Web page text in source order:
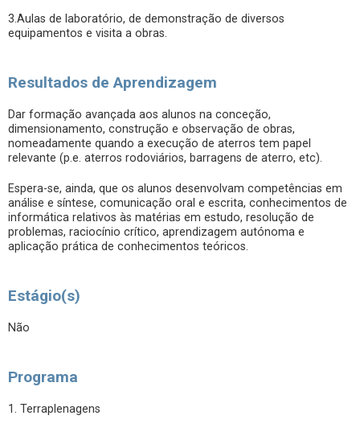
3.Aulas de laboratório, de demonstração de diversos
equipamentos e visita a obras.
Resultados de Aprendizagem
Dar formação avançada aos alunos na conceção,
dimensionamento, construção e observação de obras,
nomeadamente quando a execução de aterros tem papel
relevante (p.e. aterros rodoviários, barragens de aterro, etc).
Espera-se, ainda, que os alunos desenvolvam competências em
análise e síntese, comunicação oral e escrita, conhecimentos de
informática relativos às matérias em estudo, resolução de
problemas, raciocínio crítico, aprendizagem autónoma e
aplicação prática de conhecimentos teóricos.
Estágio(s)
Não
Programa
1. Terraplenagens